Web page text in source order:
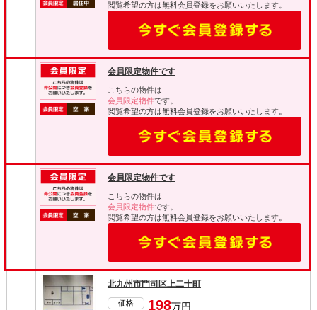
閲覧希望の方は無料会員登録をお願いいたします。
会員限定物件です
こちらの物件は
会員限定物件です。
閲覧希望の方は無料会員登録をお願いいたします。
会員限定物件です
こちらの物件は
会員限定物件です。
閲覧希望の方は無料会員登録をお願いいたします。
北九州市門司区上二十町
価格 198万円